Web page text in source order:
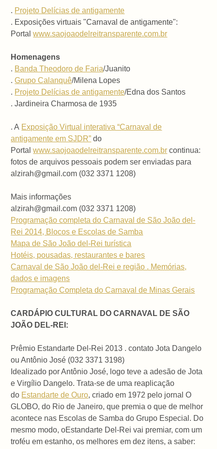
. Projeto Delícias de antigamente
. Exposições virtuais "Carnaval de antigamente":
Portalwww.saojoaodelreitransparente.com.br
Homenagens
. Banda Theodoro de Faria/Juanito
.Grupo Calanquê/Milena Lopes
. Projeto Delícias de antigamente/Edna dos Santos
. Jardineira Charmosa de 1935
. A Exposição Virtual interativa “Carnaval de
antigamente em SJDR” do
Portalwww.saojoaodelreitransparente.com.br continua:
fotos de arquivos pessoais podem ser enviadas para
alzirah@gmail.com (032 3371 1208)
Mais informações
alzirah@gmail.com (032 3371 1208)
Programação completa do Carnaval de São João del-
Rei 2014, Blocos e Escolas de Samba
Mapa de São João del-Rei turística
Hotéis, pousadas, restaurantes e bares
Carnaval de São João del-Rei e região . Memórias,
dados e imagens
Programação Completa do Carnaval de Minas Gerais
CARDÁPIO CULTURAL DO CARNAVAL DE SÃO
JOÃO DEL-REI:
Prêmio Estandarte Del-Rei 2013 . contato Jota Dangelo
ou Antônio José (032 3371 3198)
Idealizado por Antônio José, logo teve a adesão de Jota
e Virgílio Dangelo. Trata-se de uma reaplicação
do Estandarte de Ouro, criado em 1972 pelo jornal O
GLOBO, do Rio de Janeiro, que premia o que de melhor
acontece nas Escolas de Samba do Grupo Especial. Do
mesmo modo, oEstandarte Del-Rei vai premiar, com um
troféu em estanho, os melhores em dez itens, a saber: